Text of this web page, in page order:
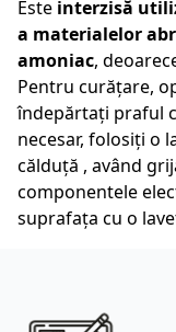
Este interzisă
a materialelor
amoniac,
Pentru curățare,
îndepărtați praful
necesar, folosiți o
călduță , având
componentele
suprafața cu o